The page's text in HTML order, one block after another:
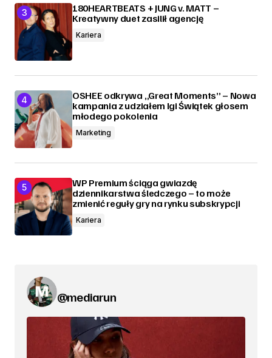
180HEARTBEATS + JUNG v. MATT –
Kreatywny duet zasilił agencję
Kariera
OSHEE odkrywa „Great Moments” – Nowa
kampania z udziałem Igi Świątek głosem
młodego pokolenia
Marketing
WP Premium ściąga gwiazdę
dziennikarstwa śledczego – to może
zmienić reguły gry na rynku subskrypcji
Kariera
@mediarun